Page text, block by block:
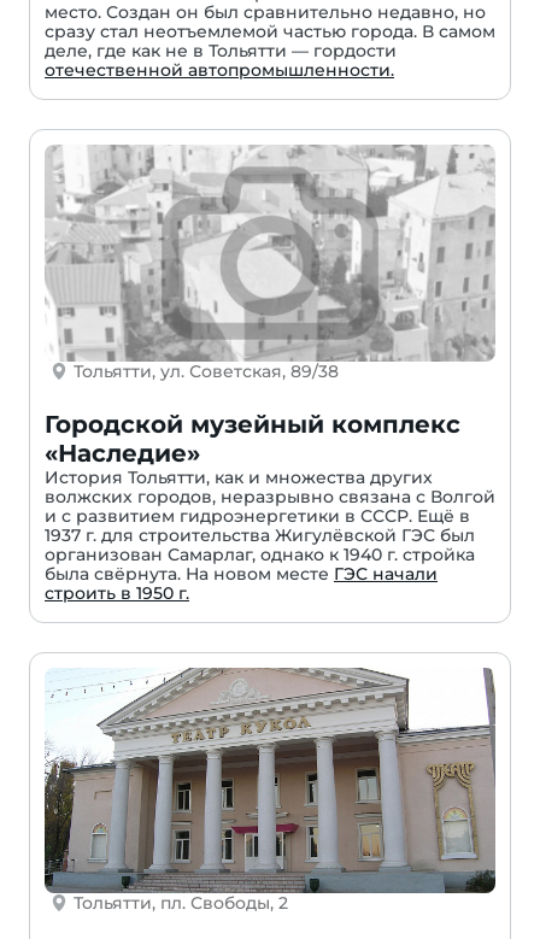
место. Создан он был сравнительно недавно, но
сразу стал неотъемлемой частью города. В самом
деле, где как не в Тольятти — гордости
отечественной автопромышленности.
Тольятти, ул. Советская, 89/38
Городской музейный комплекс
«Наследие»
История Тольятти, как и множества других
волжских городов, неразрывно связана с Волгой
и с развитием гидроэнергетики в СССР. Ещё в
1937 г. для строительства Жигулёвской ГЭС был
организован Самарлаг, однако к 1940 г. стройка
была свёрнута. На новом месте ГЭС начали
строить в 1950 г.
Тольятти, пл. Свободы, 2